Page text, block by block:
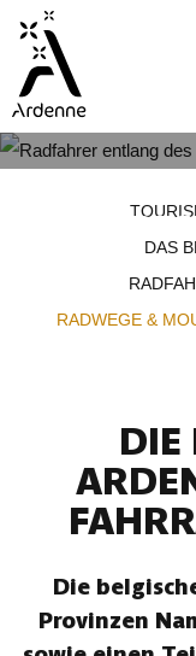
Direkt
zum
Inhalt
DAS
RADWEGE &
DIE
Die
Provinzen